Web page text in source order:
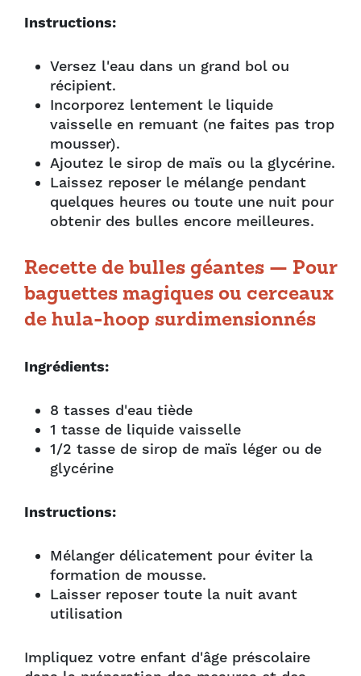
Instructions:
Versez l'eau dans un grand bol ou
récipient.
Incorporez lentement le liquide
vaisselle en remuant (ne faites pas trop
mousser).
Ajoutez le sirop de maïs ou la glycérine.
Laissez reposer le mélange pendant
quelques heures ou toute une nuit pour
obtenir des bulles encore meilleures.
Recette de bulles géantes — Pour
baguettes magiques ou cerceaux
de hula-hoop surdimensionnés
Ingrédients:
8 tasses d'eau tiède
1 tasse de liquide vaisselle
1/2 tasse de sirop de maïs léger ou de
glycérine
Instructions:
Mélanger délicatement pour éviter la
formation de mousse.
Laisser reposer toute la nuit avant
utilisation
Impliquez votre enfant d'âge préscolaire